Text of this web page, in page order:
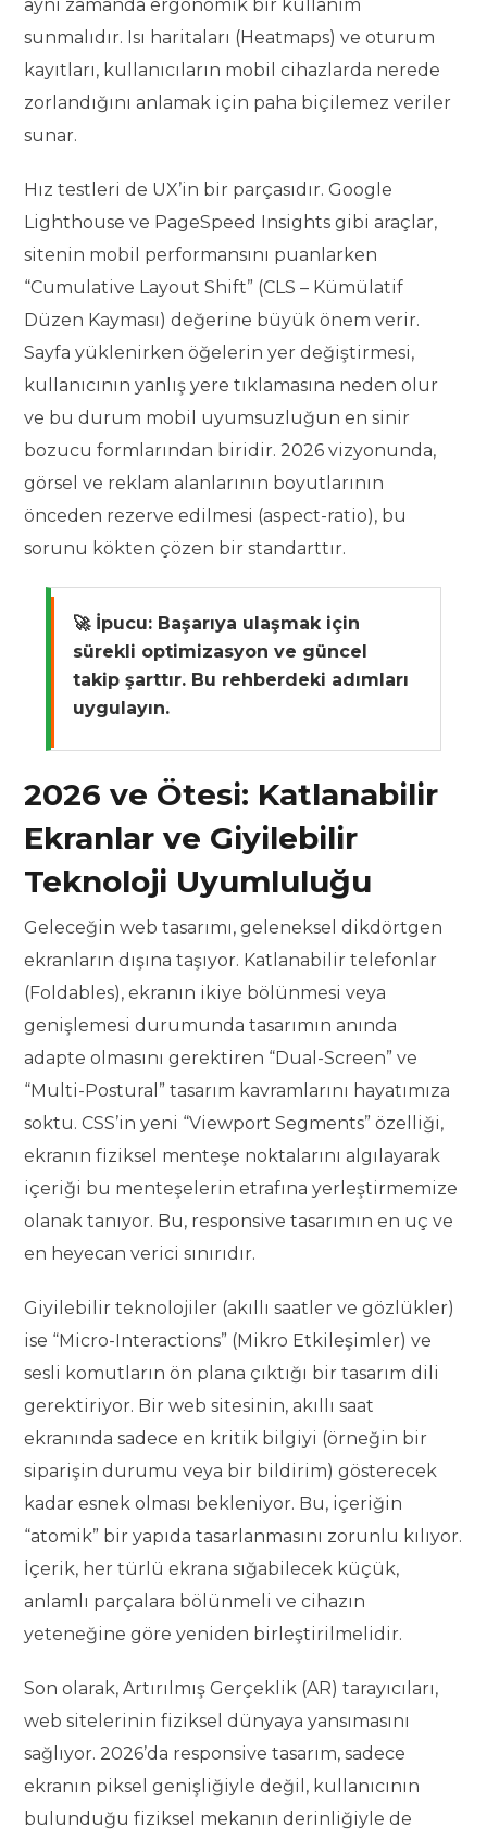
aynı zamanda ergonomik bir kullanım
sunmalıdır. Isı haritaları (Heatmaps) ve oturum
kayıtları, kullanıcıların mobil cihazlarda nerede
zorlandığını anlamak için paha biçilemez veriler
sunar.
Hız testleri de UX’in bir parçasıdır. Google
Lighthouse ve PageSpeed Insights gibi araçlar,
sitenin mobil performansını puanlarken
“Cumulative Layout Shift” (CLS – Kümülatif
Düzen Kayması) değerine büyük önem verir.
Sayfa yüklenirken öğelerin yer değiştirmesi,
kullanıcının yanlış yere tıklamasına neden olur
ve bu durum mobil uyumsuzluğun en sinir
bozucu formlarından biridir. 2026 vizyonunda,
görsel ve reklam alanlarının boyutlarının
önceden rezerve edilmesi (aspect-ratio), bu
sorunu kökten çözen bir standarttır.
🚀 İpucu: Başarıya ulaşmak için
sürekli optimizasyon ve güncel
takip şarttır. Bu rehberdeki adımları
uygulayın.
2026 ve Ötesi: Katlanabilir
Ekranlar ve Giyilebilir
Teknoloji Uyumluluğu
Geleceğin web tasarımı, geleneksel dikdörtgen
ekranların dışına taşıyor. Katlanabilir telefonlar
(Foldables), ekranın ikiye bölünmesi veya
genişlemesi durumunda tasarımın anında
adapte olmasını gerektiren “Dual-Screen” ve
“Multi-Postural” tasarım kavramlarını hayatımıza
soktu. CSS’in yeni “Viewport Segments” özelliği,
ekranın fiziksel menteşe noktalarını algılayarak
içeriği bu menteşelerin etrafına yerleştirmemize
olanak tanıyor. Bu, responsive tasarımın en uç ve
en heyecan verici sınırıdır.
Giyilebilir teknolojiler (akıllı saatler ve gözlükler)
ise “Micro-Interactions” (Mikro Etkileşimler) ve
sesli komutların ön plana çıktığı bir tasarım dili
gerektiriyor. Bir web sitesinin, akıllı saat
ekranında sadece en kritik bilgiyi (örneğin bir
siparişin durumu veya bir bildirim) gösterecek
kadar esnek olması bekleniyor. Bu, içeriğin
“atomik” bir yapıda tasarlanmasını zorunlu kılıyor.
İçerik, her türlü ekrana sığabilecek küçük,
anlamlı parçalara bölünmeli ve cihazın
yeteneğine göre yeniden birleştirilmelidir.
Son olarak, Artırılmış Gerçeklik (AR) tarayıcıları,
web sitelerinin fiziksel dünyaya yansımasını
sağlıyor. 2026’da responsive tasarım, sadece
ekranın piksel genişliğiyle değil, kullanıcının
bulunduğu fiziksel mekanın derinliğiyle de